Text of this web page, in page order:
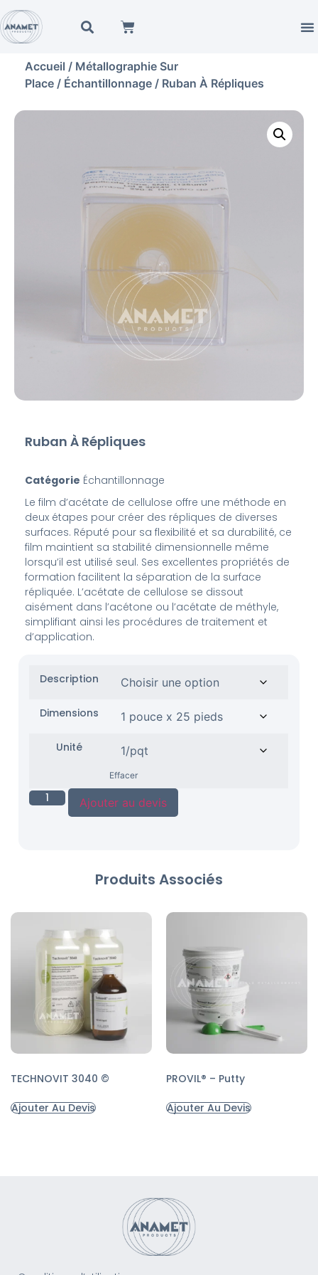
Accueil / Métallographie Sur
Place / Échantillonnage / Ruban À Répliques
Ruban À Répliques
Catégorie Échantillonnage
Le film d’acétate de cellulose offre une méthode en
deux étapes pour créer des répliques de diverses
surfaces. Réputé pour sa flexibilité et sa durabilité, ce
film maintient sa stabilité dimensionnelle même
lorsqu’il est utilisé seul. Ses excellentes propriétés de
formation facilitent la séparation de la surface
répliquée. L’acétate de cellulose se dissout
aisément dans l’acétone ou l’acétate de méthyle,
simplifiant ainsi les procédures de traitement et
d’application.
Description
Dimensions
Unité
Effacer
Ajouter au devis
Produits Associés
TECHNOVIT 3040 ©
Ajouter Au Devis
PROVIL® – Putty
Ajouter Au Devis